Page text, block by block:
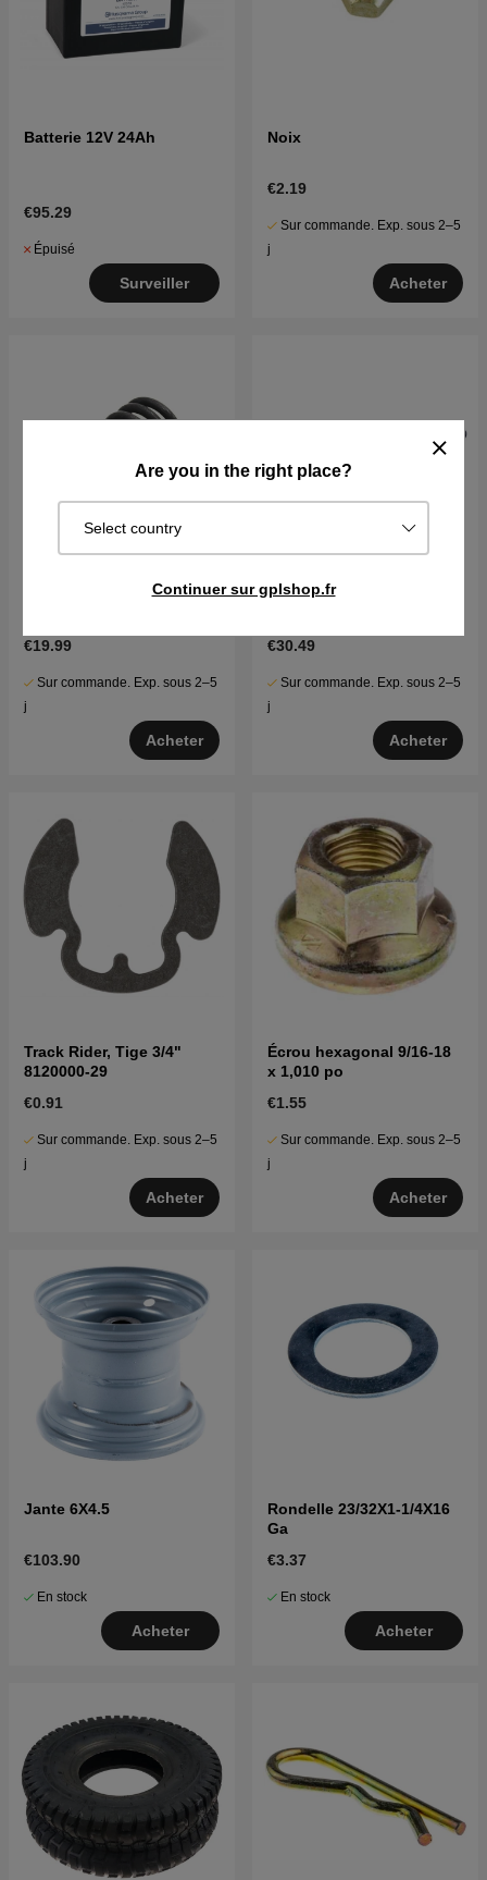
Are you in the right place?
Select country
Continuer sur gplshop.fr
Batterie 12V 24Ah
€95.29
Épuisé
Surveiller
Noix
€2.19
Sur commande. Exp. sous 2–5
j
Acheter
€19.99
Sur commande. Exp. sous 2–5
j
Acheter
Lame Husqvarna CTH150,
€30.49
Sur commande. Exp. sous 2–5
j
Acheter
Track Rider, Tige 3/4"
8120000-29
€0.91
Sur commande. Exp. sous 2–5
j
Acheter
Écrou hexagonal 9/16-18
x 1,010 po
€1.55
Sur commande. Exp. sous 2–5
j
Acheter
Jante 6X4.5
€103.90
En stock
Acheter
Rondelle 23/32X1-1/4X16
Ga
€3.37
En stock
Acheter